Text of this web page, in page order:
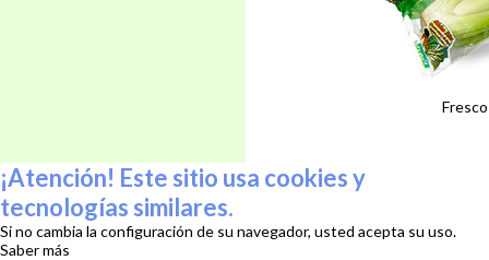
¡Atención! Este sitio usa cookies y
tecnologías similares.
Si no cambia la configuración de su navegador, usted acepta su uso.
Saber más